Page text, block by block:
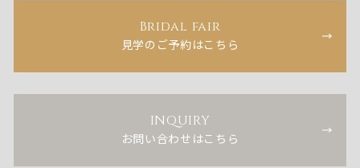
Bridal fair
見学のご予約はこちら
INQUIRY
お問い合わせはこちら